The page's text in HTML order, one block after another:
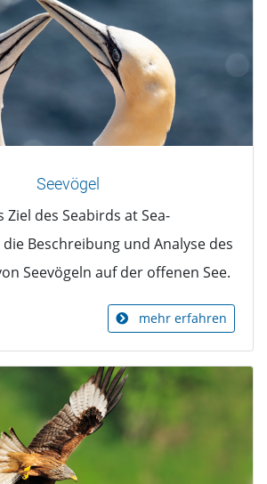
Seevögel
des Seabirds at Sea-
Beschreibung und Analyse des
Seevögeln auf der offenen See.
mehr erfahren